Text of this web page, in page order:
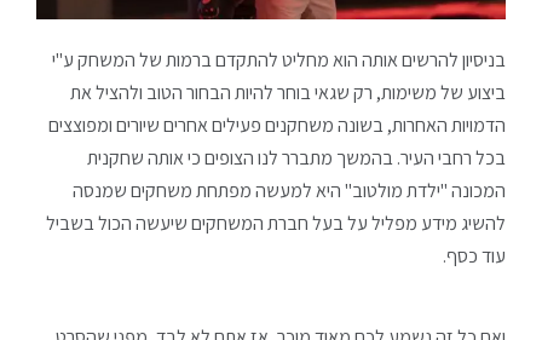
בניסיון להרשים אותה הוא מחליט להתקדם ברמות של המשחק ע"י
ביצוע של משימות, רק שגאי בוחר להיות הבחור הטוב ולהציל את
הדמויות האחרות, בשונה משחקנים פעילים אחרים שיורים ומפוצצים
בכל רחבי העיר. בהמשך מתברר לנו הצופים כי אותה שחקנית
המכונה "ילדת מולטוב" היא למעשה מפתחת משחקים שמנסה
להשיג מידע מפליל על בעל חברת המשחקים שיעשה הכול בשביל
עוד כסף.